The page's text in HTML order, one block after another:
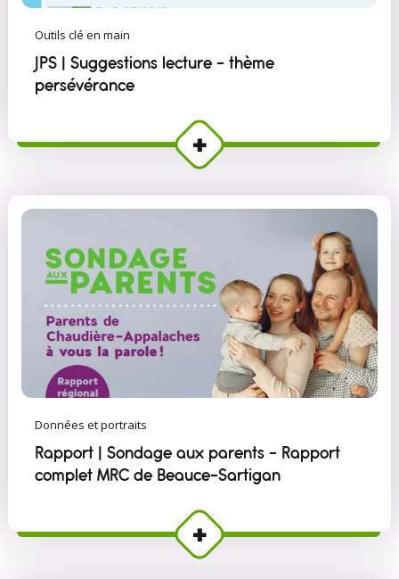
Outils clé en main
JPS | Suggestions lecture - thème
persévérance
Données et portraits
Rapport | Sondage aux parents - Rapport
complet MRC de Beauce-Sartigan